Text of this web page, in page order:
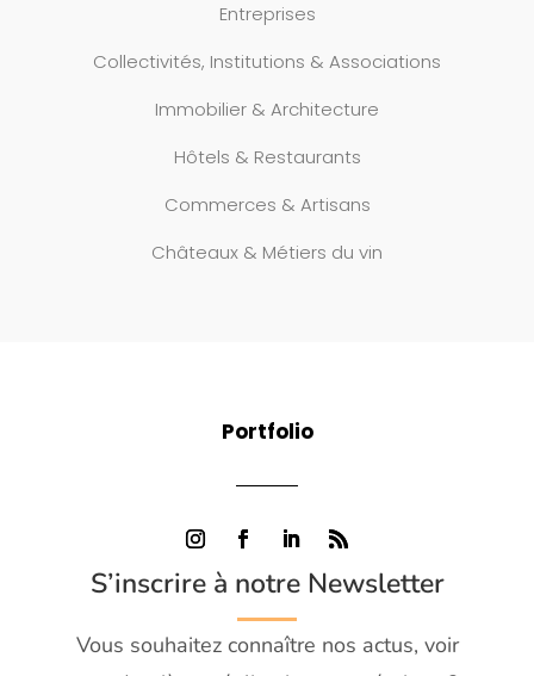
Entreprises
Collectivités, Institutions & Associations
Immobilier & Architecture
Hôtels & Restaurants
Commerces & Artisans
Châteaux & Métiers du vin
Portfolio
S’inscrire à notre Newsletter
Vous souhaitez connaître nos actus, voir